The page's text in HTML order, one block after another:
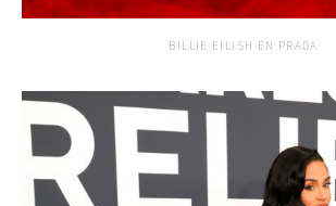
BILLIE EILISH EN PRADA